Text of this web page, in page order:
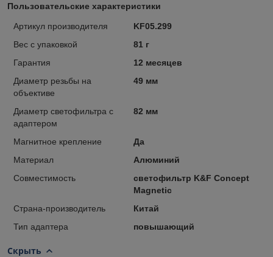
Пользовательские характеристики
Артикул производителя
KF05.299
Вес с упаковкой
81 г
Гарантия
12 месяцев
Диаметр резьбы на
объективе
49 мм
Диаметр светофильтра с
адаптером
82 мм
Магнитное крепление
Да
Материал
Алюминий
Совместимость
светофильтр K&F Concept
Magnetic
Страна-производитель
Китай
Тип адаптера
повышающий
Скрыть